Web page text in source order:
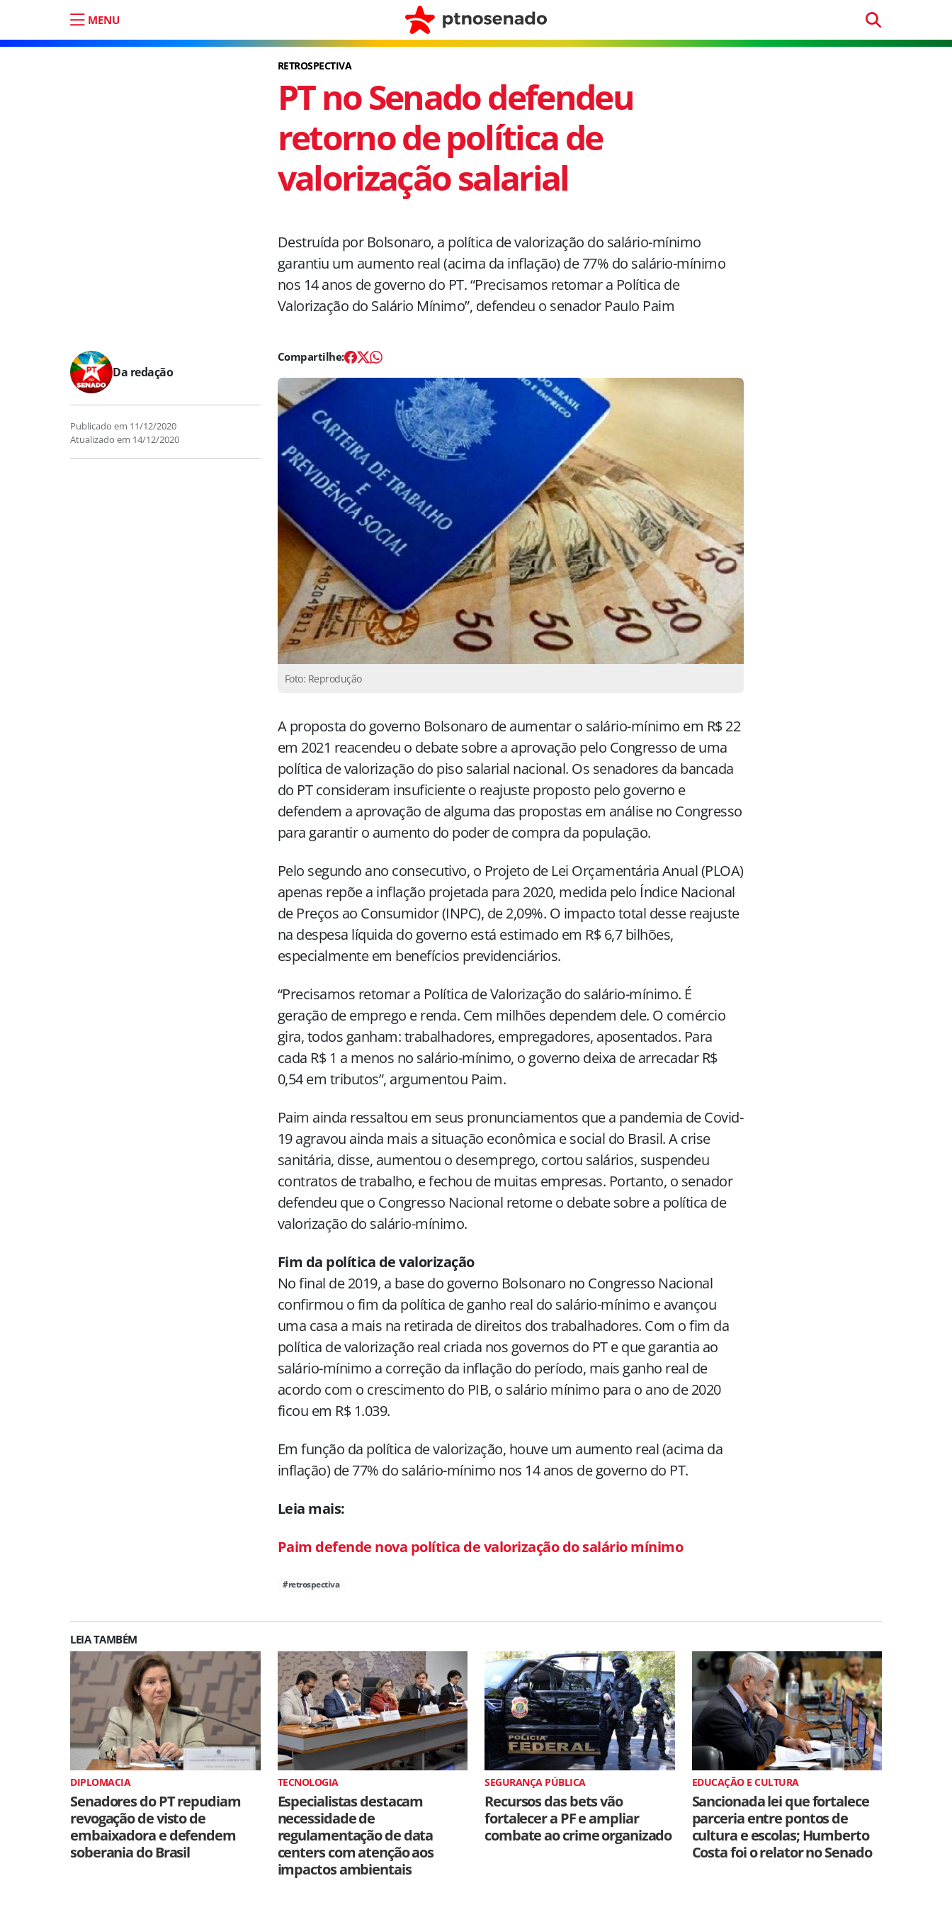
MENU
RETROSPECTIVA
PT no Senado defendeu
retorno de política de
valorização salarial
Destruída por Bolsonaro, a política de valorização do salário-mínimo
garantiu um aumento real (acima da inflação) de 77% do salário-mínimo
nos 14 anos de governo do PT. “Precisamos retomar a Política de
Valorização do Salário Mínimo”, defendeu o senador Paulo Paim
Da redação
Publicado em 11/12/2020
Atualizado em 14/12/2020
Foto: Reprodução
A proposta do governo Bolsonaro de aumentar o salário-mínimo em R$ 22
em 2021 reacendeu o debate sobre a aprovação pelo Congresso de uma
política de valorização do piso salarial nacional. Os senadores da bancada
do PT consideram insuficiente o reajuste proposto pelo governo e
defendem a aprovação de alguma das propostas em análise no Congresso
para garantir o aumento do poder de compra da população.
Pelo segundo ano consecutivo, o Projeto de Lei Orçamentária Anual (PLOA)
apenas repõe a inflação projetada para 2020, medida pelo Índice Nacional
de Preços ao Consumidor (INPC), de 2,09%. O impacto total desse reajuste
na despesa líquida do governo está estimado em R$ 6,7 bilhões,
especialmente em benefícios previdenciários.
“Precisamos retomar a Política de Valorização do salário-mínimo. É
geração de emprego e renda. Cem milhões dependem dele. O comércio
gira, todos ganham: trabalhadores, empregadores, aposentados. Para
cada R$ 1 a menos no salário-mínimo, o governo deixa de arrecadar R$
0,54 em tributos”, argumentou Paim.
Paim ainda ressaltou em seus pronunciamentos que a pandemia de Covid-
19 agravou ainda mais a situação econômica e social do Brasil. A crise
sanitária, disse, aumentou o desemprego, cortou salários, suspendeu
contratos de trabalho, e fechou de muitas empresas. Portanto, o senador
defendeu que o Congresso Nacional retome o debate sobre a política de
valorização do salário-mínimo.
Fim da política de valorização
No final de 2019, a base do governo Bolsonaro no Congresso Nacional
confirmou o fim da política de ganho real do salário-mínimo e avançou
uma casa a mais na retirada de direitos dos trabalhadores. Com o fim da
política de valorização real criada nos governos do PT e que garantia ao
salário-mínimo a correção da inflação do período, mais ganho real de
acordo com o crescimento do PIB, o salário mínimo para o ano de 2020
ficou em R$ 1.039.
Em função da política de valorização, houve um aumento real (acima da
inflação) de 77% do salário-mínimo nos 14 anos de governo do PT.
Leia mais:
Paim defende nova política de valorização do salário mínimo
#retrospectiva
LEIA TAMBÉM
DIPLOMACIA
Senadores do PT repudiam
revogação de visto de
embaixadora e defendem
soberania do Brasil
TECNOLOGIA
Especialistas destacam
necessidade de
regulamentação de data
centers com atenção aos
impactos ambientais
SEGURANÇA PÚBLICA
Recursos das bets vão
fortalecer a PF e ampliar
combate ao crime organizado
EDUCAÇÃO E CULTURA
Sancionada lei que fortalece
parceria entre pontos de
cultura e escolas; Humberto
Costa foi o relator no Senado